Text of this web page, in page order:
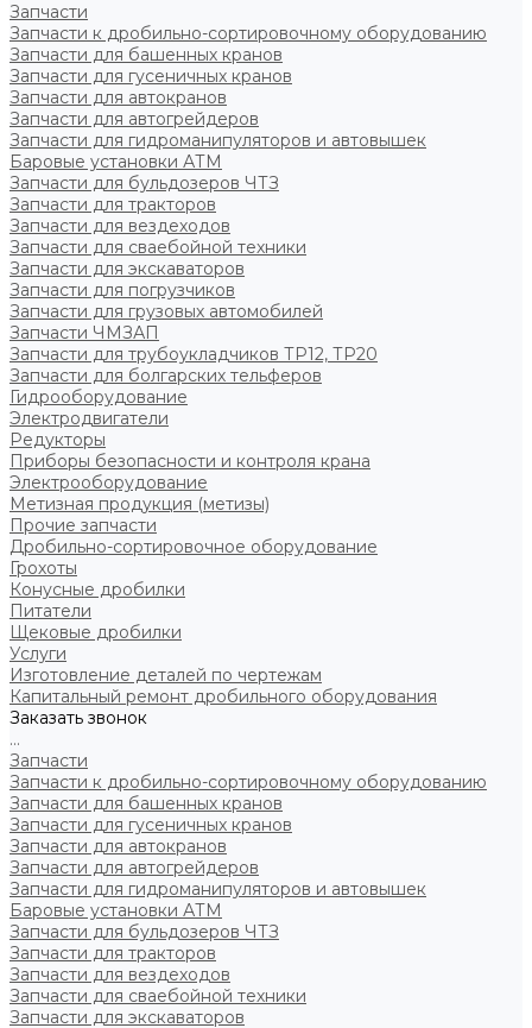
Запчасти
Запчасти к дробильно-сортировочному оборудованию
Запчасти для башенных кранов
Запчасти для гусеничных кранов
Запчасти для автокранов
Запчасти для автогрейдеров
Запчасти для гидроманипуляторов и автовышек
Баровые установки АТМ
Запчасти для бульдозеров ЧТЗ
Запчасти для тракторов
Запчасти для вездеходов
Запчасти для сваебойной техники
Запчасти для экскаваторов
Запчасти для погрузчиков
Запчасти для грузовых автомобилей
Запчасти ЧМЗАП
Запчасти для трубоукладчиков ТР12, ТР20
Запчасти для болгарских тельферов
Гидрооборудование
Электродвигатели
Редукторы
Приборы безопасности и контроля крана
Электрооборудование
Метизная продукция (метизы)
Прочие запчасти
Дробильно-сортировочное оборудование
Грохоты
Конусные дробилки
Питатели
Щековые дробилки
Услуги
Изготовление деталей по чертежам
Капитальный ремонт дробильного оборудования
Заказать звонок
...
Запчасти
Запчасти к дробильно-сортировочному оборудованию
Запчасти для башенных кранов
Запчасти для гусеничных кранов
Запчасти для автокранов
Запчасти для автогрейдеров
Запчасти для гидроманипуляторов и автовышек
Баровые установки АТМ
Запчасти для бульдозеров ЧТЗ
Запчасти для тракторов
Запчасти для вездеходов
Запчасти для сваебойной техники
Запчасти для экскаваторов